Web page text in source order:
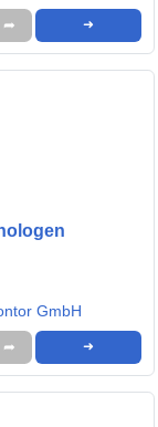
➦ ➜
GmbH
➦ ➜